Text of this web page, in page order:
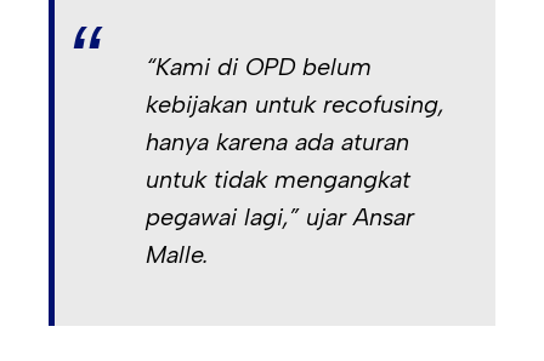
“Kami di OPD belum
kebijakan untuk recofusing,
hanya karena ada aturan
untuk tidak mengangkat
pegawai lagi,” ujar Ansar
Malle.